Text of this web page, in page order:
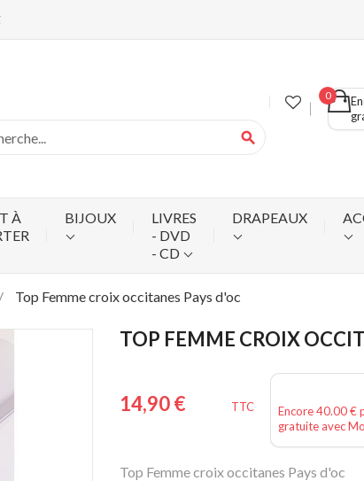
0
search
À
BIJOUX
LIVRES
- DVD
- CD
DRAPEAUX
Top Femme croix occitanes Pays d'oc
TOP FEMME CROIX
14,90 € TTC
Encore 40.00 €
gratuite avec
Top Femme croix occitanes Pays d'oc